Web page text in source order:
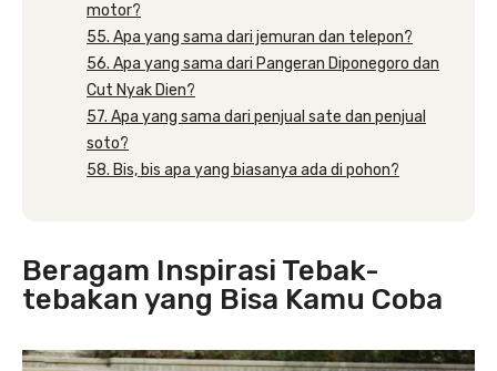
motor?
55. Apa yang sama dari jemuran dan telepon?
56. Apa yang sama dari Pangeran Diponegoro dan
Cut Nyak Dien?
57. Apa yang sama dari penjual sate dan penjual
soto?
58. Bis, bis apa yang biasanya ada di pohon?
Beragam Inspirasi Tebak-
tebakan yang Bisa Kamu Coba